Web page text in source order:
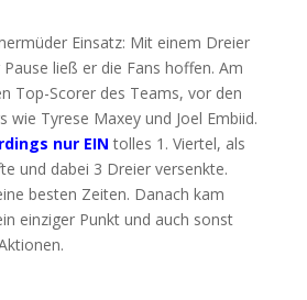
Einsatz: Mit einem Dreier
ließ er die Fans hoffen. Am
Top-Scorer des Teams, vor den
wie Tyrese Maxey und Joel Embiid.
nur EIN tolles 1. Viertel, als
und dabei 3 Dreier versenkte.
besten Zeiten. Danach kam
einziger Punkt und auch sonst